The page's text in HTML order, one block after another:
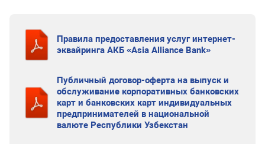
Правила предоставления услуг интернет-
эквайринга АКБ «Asia Alliance Bank»
Публичный договор-оферта на выпуск и
обслуживание корпоративных банковских
карт и банковских карт индивидуальных
предпринимателей в национальной
валюте Республики Узбекстан